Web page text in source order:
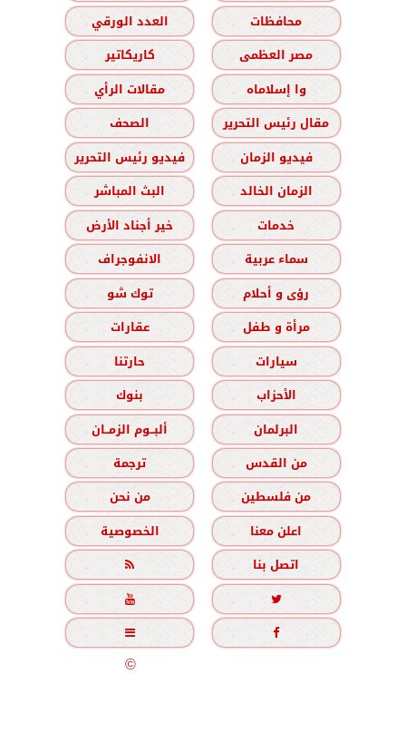
محافظات
العدد الورقي
مصر العظمى
كاريكاتير
وا إسلاماه
مقالات الرأي
مقال رئيس التحرير
الصحف
فيديو الزمان
فيديو رئيس التحرير
الزمان الخالد
البث المباشر
خدمات
خير أجناد الأرض
سماء عربية
الانفوجراف
رؤى و أحلام
توك شو
مرأة و طفل
عقارات
سيارات
حارتنا
الأحزاب
بنوك
البرلمان
ألبــوم الزمــان
من القدس
ترجمة
من فلسطين
من نحن
اعلن معنا
الخصوصية
اتصل بنا





جميع الحقوق محفوظة©